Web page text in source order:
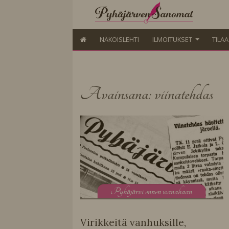
NÄKÖISLEHTI ILMOITUKSET
Avainsana: viinatehdas
Pyhäjärvi ennen wanahaan
Virikkeitä vanhuksille,